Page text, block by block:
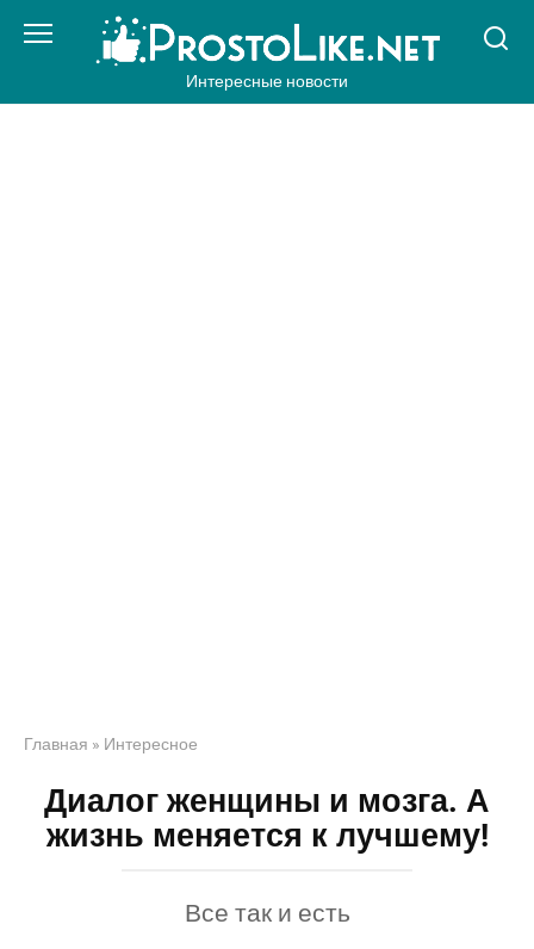
Интересные новости
Главная » Интересное
Диалог женщины и мозга. А
жизнь меняется к лучшему!
Все так и есть